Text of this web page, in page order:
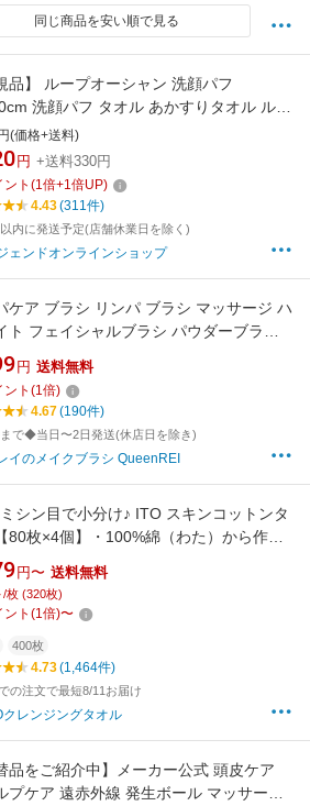
同じ商品を安い順で見る
品】 ループオーシャン 洗顔パフ
洗顔パフ タオル あかすりタオル ルー
ル 韓国 韓国式 垢すり アカスリ ギフト
ント オーシャンタオル レジェンド松下
チ あさいち じっくり聞いタロウ ループ
ャンタオル ヒルナンデス！
(価格+送料)
円 +送料330円
ント (1倍+1倍UP)
4.43(311件)
内に発送予定(店舗休業日を除く)
ェンドオンラインショップ
ケア ブラシ リンパ ブラシ マッサージ ハ
ト フェイシャルブラシ パウダーブラシ
ディングブラシ ボディブラシ ダストブ
ンパマッサージ 毛払い フィニッシング
リフトアップ リンパ流し
円 送料無料
ント (1倍)
4.67(190件)
で◆当日〜2日発送(休店日を除き)
イのメイクブラシ QueenREI
シン目で小分け♪ ITO スキンコットンタ
80枚×4個】・100%綿（わた）から作ら
プレミアム コットン 【100枚×4個】
ンジングタオル フェイシャルタオル フ
タオル使い捨て コットンパフ OEKO-
円〜 送料無料
/枚 (320枚)
ント (1倍)〜
400枚
4.73(1,464件)
の注文で最短8/11お届け
クレンジングタオル
品をご紹介中】メーカー公式 頭皮ケア
プケア 遠赤外線 発生ボール マッサージ